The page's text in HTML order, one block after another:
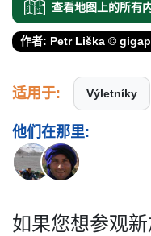
查看地图上的所有
作者: Petr Liška ©
适用于: Výletníky
他们在那里:
如果您想参观